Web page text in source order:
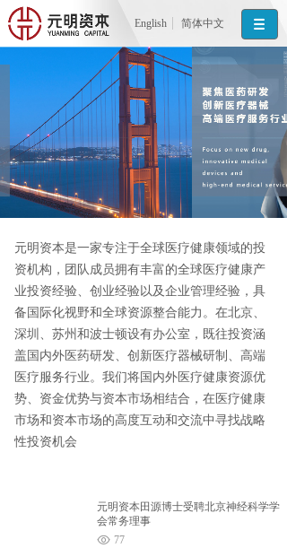
English 简体中文
元明资本是一家专注于全球医疗健康领域的投
资机构，团队成员拥有丰富的全球医疗健康产
业投资经验、创业经验以及企业管理经验，具
备国际化视野和全球资源整合能力。在北京、
深圳、苏州和波士顿设有办公室，既往投资涵
盖国内外医药研发、创新医疗器械研制、高端
医疗服务行业。我们将国内外医疗健康资源优
势、资金优势与资本市场相结合，在医疗健康
市场和资本市场的高度互动和交流中寻找战略
性投资机会
元明资本田源博士受聘北京神经科学学
会常务理事
77